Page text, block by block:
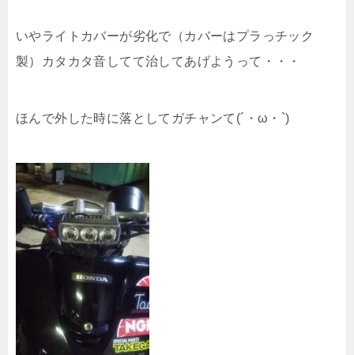
いやライトカバーが劣化で（カバーはプラっチック
製）カタカタ音してて治してあげようって・・・
ほんで外した時に落としてガチャンて(´・ω・`)